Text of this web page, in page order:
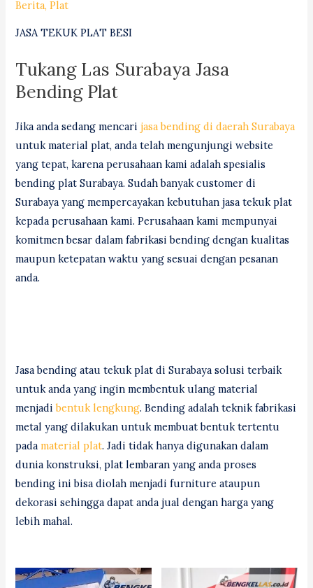
Berita,Plat
JASA TEKUK PLAT BESI
Tukang Las Surabaya Jasa
Bending Plat
Jika anda sedang mencarijasa bending di daerah Surabaya
untuk material plat, anda telah mengunjungi website
yang tepat, karena perusahaan kami adalah spesialis
bending plat Surabaya. Sudah banyak customer di
Surabaya yang mempercayakan kebutuhan jasa tekuk plat
kepada perusahaan kami. Perusahaan kami mempunyai
komitmen besar dalam fabrikasi bending dengan kualitas
maupun ketepatan waktu yang sesuai dengan pesanan
anda.
Jasa bending atau tekuk plat di Surabaya solusi terbaik
untuk anda yang ingin membentuk ulang material
menjadibentuk lengkung. Bending adalah teknik fabrikasi
metal yang dilakukan untuk membuat bentuk tertentu
padamaterial plat. Jadi tidak hanya digunakan dalam
dunia konstruksi, plat lembaran yang anda proses
bending ini bisa diolah menjadi furniture ataupun
dekorasi sehingga dapat anda jual dengan harga yang
lebih mahal.